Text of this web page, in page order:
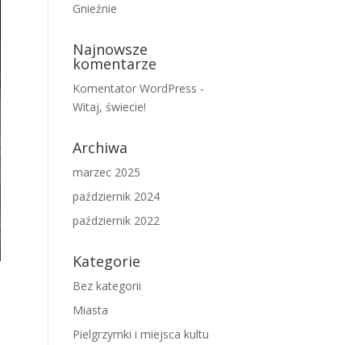
Gnieźnie
Najnowsze
komentarze
Komentator WordPress -
Witaj, świecie!
Archiwa
marzec 2025
październik 2024
październik 2022
Kategorie
Bez kategorii
Miasta
Pielgrzymki i miejsca kultu